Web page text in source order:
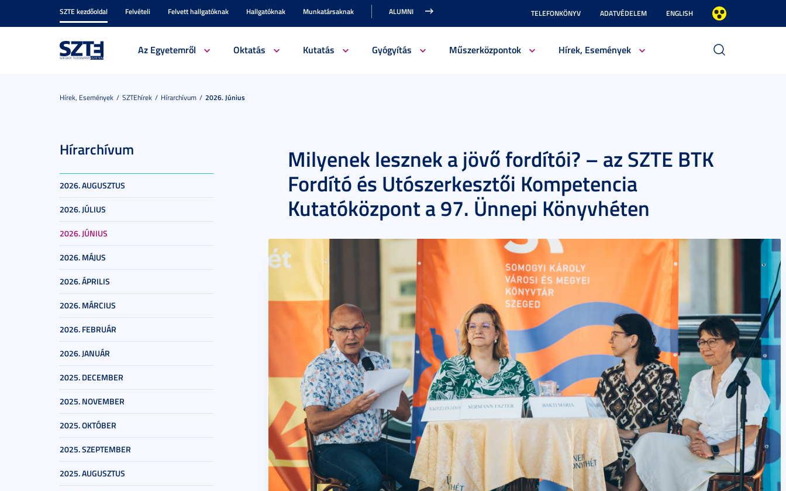
SZTE kezdőoldal Felvételi Felvett hallgatóknak Hallgatóknak Munkatársaknak ALUMNI TELEFONKÖNYV ADATVÉDELEM ENGLISH
Az Egyetemről Oktatás Kutatás Gyógyítás Műszerközpontok Hírek, Események
Hírek, Események SZTEhírek Hírarchívum 2026. Június
Hírarchívum
2026. AUGUSZTUS
2026. JÚLIUS
2026. JÚNIUS
2026. MÁJUS
2026. ÁPRILIS
2026. MÁRCIUS
2026. FEBRUÁR
2026. JANUÁR
2025. DECEMBER
2025. NOVEMBER
2025. OKTÓBER
2025. SZEPTEMBER
2025. AUGUSZTUS
Milyenek lesznek a jövő fordítói? – az SZTE BTK
Fordító és Utószerkesztői Kompetencia
Kutatóközpont a 97. Ünnepi Könyvhéten